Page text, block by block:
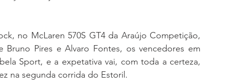
no McLaren 570S GT4 da Araújo Competição,
Pires e Alvaro Fontes, os vencedores em
Sport, e a expetativa vai, com toda a certeza,
na segunda corrida do Estoril.